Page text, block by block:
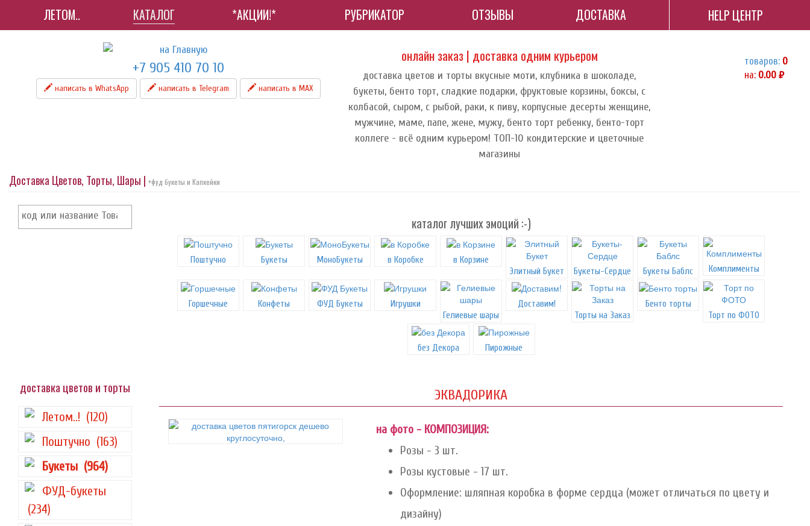
ЛЕТОМ.. КАТАЛОГ *АКЦИИ!* РУБРИКАТОР ОТЗЫВЫ ДОСТАВКА HELP ЦЕНТР
+7 905 410 70 10
написать в WhatsApp написать в Telegram написать в МАХ
онлайн заказ | доставка одним курьером
доставка цветов и торты вкусные моти, клубника в шоколаде,
букеты, бенто торт, сладкие подарки, фруктовые корзины, боксы, с
колбасой, сыром, с рыбой, раки, к пиву, корпусные десерты женщине,
мужчине, маме, папе, жене, мужу, бенто торт ребенку, бенто-торт
коллеге - всё одним курьером! ТОП-10 кондитерские и цветочные
магазины
товаров: 0
на: 0.00 руб.
Доставка Цветов, Торты, Шары | +фуд букеты и Капкейки
каталог лучших эмоций :-)
Поштучно Букеты МоноБукеты в Коробке
в Корзине
Элитный Букет
Букеты-Сердце Букеты Баблс Комплименты
Горшечные Конфеты ФУД Букеты
Игрушки
Гелиевые шары
Доставим!
Торты на Заказ
Бенто торты
Торт по ФОТО
без Декора Пирожные
доставка цветов и торты
Летом..! (120)
Поштучно (163)
Букеты (964)
ФУД-букеты
(234)
ЭКВАДОРИКА
на фото - КОМПОЗИЦИЯ:
Розы - 3 шт.
Розы кустовые - 17 шт.
Оформление: шляпная коробка в форме сердца (может отличаться по цвету и
дизайну)